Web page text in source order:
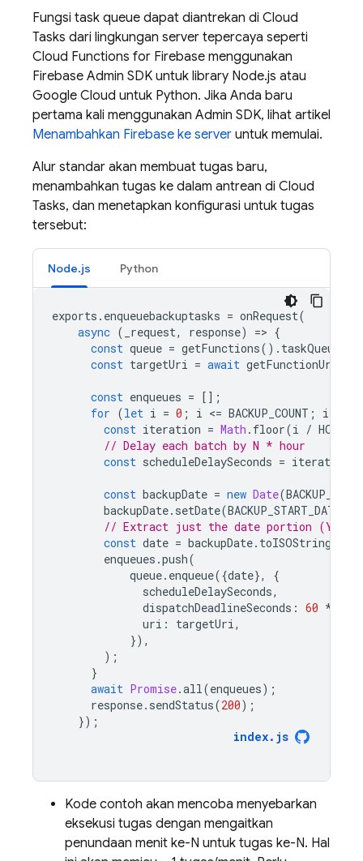
Fungsi task queue dapat diantrekan di Cloud
Tasks dari lingkungan server tepercaya seperti
Cloud Functions for Firebase menggunakan
Firebase Admin SDK untuk library Node.js atau
Google Cloud untuk Python. Jika Anda baru
pertama kali menggunakan Admin SDK, lihat artikel
Menambahkan Firebase ke server untuk memulai.
Alur standar akan membuat tugas baru,
menambahkan tugas ke dalam antrean di Cloud
Tasks, dan menetapkan konfigurasi untuk tugas
tersebut:
Node.js Python
exports . enqueuebackuptasks = onRequest(
async ( _request, response) => {
const queue = getFunctions(). taskQueue
const targetUri = await getFunctionUrl
const enqueues = [];
for (let i = 0 ; i <= BACKUP_COUNT ; i
const iteration = Math . floor(i /
// Delay each batch by N * hour
const scheduleDelaySeconds = iteration
const backupDate = new Date(
backupDate. setDate(BACKUP_START_DATE
// Extract just the date portion (YYYY-
const date = backupDate. toISOString
enqueues .push(
queue. enqueue({date},
{
scheduleDelaySeconds,
dispatchDeadlineSeconds : 60 *
uri : targetUri,
}),
);
}
await Promise.all(enqueues);
response. sendStatus(200);
});
index. js
Kode contoh akan mencoba menyebarkan
eksekusi tugas dengan mengaitkan
penundaan menit ke-N untuk tugas ke-N. Hal